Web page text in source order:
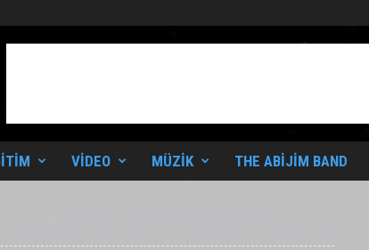
VIDEO MÜZIK THE ABIJIM BAND